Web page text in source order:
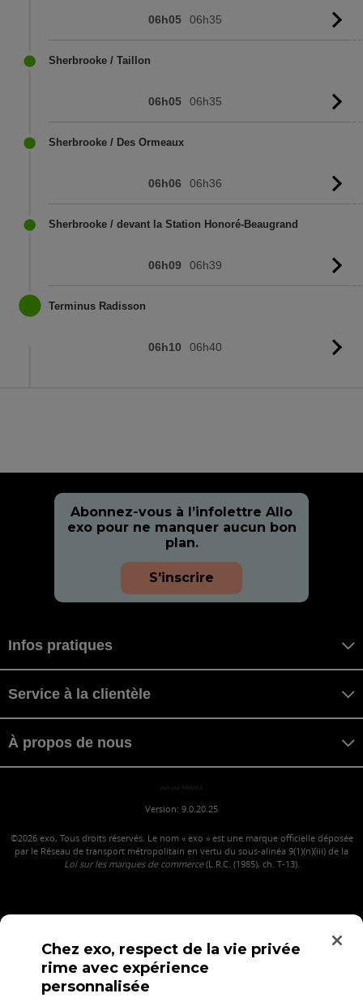
06h05 06h35
Sherbrooke / Taillon
06h05 06h35
Sherbrooke / Des Ormeaux
06h06 06h36
Sherbrooke / devant la Station Honoré-Beaugrand
06h09 06h39
Terminus Radisson
06h10 06h40
Abonnez-vous à l’infolettre Allo
exo pour ne manquer aucun bon
plan.
S'inscrire
Infos pratiques
Service à la clientèle
À propos de nous
wakasa WAKASA
Version: 9.0.20.25
©2026 exo, Tous droits réservés. Le nom « exo » est une marque officielle déposée
par le Réseau de transport métropolitain en vertu du sous-alinéa 9(1)(n)(iii) de la
Loi sur les marques de commerce(L.R.C. (1985), ch. T-13).
Chez exo, respect de la vie privée
rime avec expérience
personnalisée